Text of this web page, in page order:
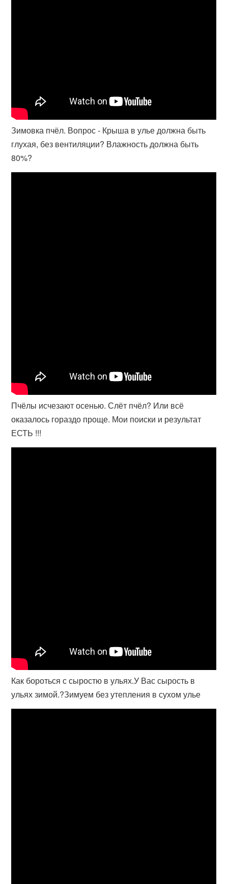
Зимовка пчёл. Вопрос - Крыша в улье должна быть
глухая, без вентиляции? Влажность должна быть
80%?
Пчёлы исчезают осенью. Слёт пчёл? Или всё
оказалось гораздо проще. Мои поиски и результат
ЕСТЬ !!!
Как бороться с сыростю в ульях.У Вас сырость в
ульях зимой.?Зимуем без утепления в сухом улье